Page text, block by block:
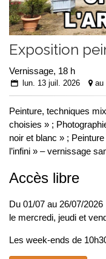
Exposition
Vernissage, 18 h
lun. 13 juil. 2026 au
Peinture, techniques
choisies » ;
noir et blanc » ;
l’infini » – vernissage
Accès libre
Du 01/07 au 26/07/2026
le mercredi, jeudi et
Les week-ends de